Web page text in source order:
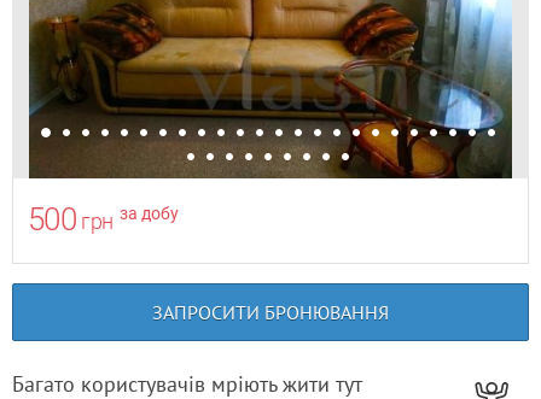
500 грн за добу
ЗАПРОСИТИ БРОНЮВАННЯ
Багато користувачів мріють жити тут